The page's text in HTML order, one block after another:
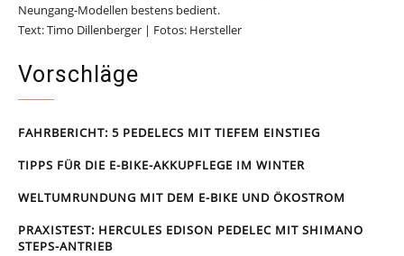
Neungang-Modellen bestens bedient.
Text: Timo Dillenberger | Fotos: Hersteller
Vorschläge
FAHRBERICHT: 5 PEDELECS MIT TIEFEM EINSTIEG
TIPPS FÜR DIE E-BIKE-AKKUPFLEGE IM WINTER
WELTUMRUNDUNG MIT DEM E-BIKE UND ÖKOSTROM
PRAXISTEST: HERCULES EDISON PEDELEC MIT SHIMANO
STEPS-ANTRIEB